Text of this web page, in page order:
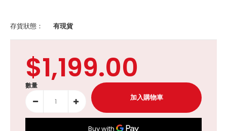
存貨狀態： 有現貨
$1,199.00
數量